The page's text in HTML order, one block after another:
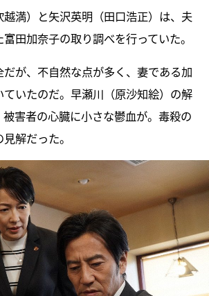
満）と矢沢英明（田口浩正）は、夫
田加奈子の取り調べを行っていた。
が、不自然な点が多く、妻である加
いたのだ。早瀬川（原沙知絵）の解
害者の心臓に小さな鬱血が。毒殺の
解だった。